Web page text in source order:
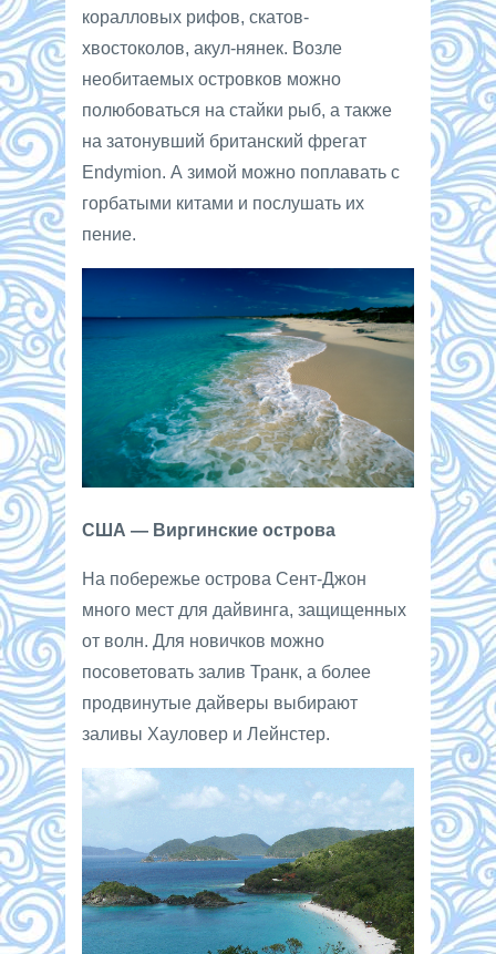
коралловых рифов, скатов-
хвостоколов, акул-нянек. Возле
необитаемых островков можно
полюбоваться на стайки рыб, а также
на затонувший британский фрегат
Endymion. А зимой можно поплавать с
горбатыми китами и послушать их
пение.
США — Виргинские острова
На побережье острова Сент-Джон
много мест для дайвинга, защищенных
от волн. Для новичков можно
посоветовать залив Транк, а более
продвинутые дайверы выбирают
заливы Хауловер и Лейнстер.